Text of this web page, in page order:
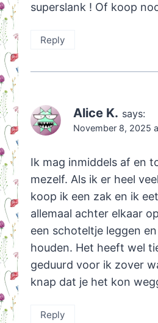
superslank ! Of koop
Reply
Alice K. says:
November 8, 2025
Ik mag inmiddels af en
mezelf. Als ik er heel
koop ik een zak en ik
allemaal achter elkaar
een schoteltje leggen
houden. Het heeft wel
geduurd voor ik zover
knap dat je het kon
Reply